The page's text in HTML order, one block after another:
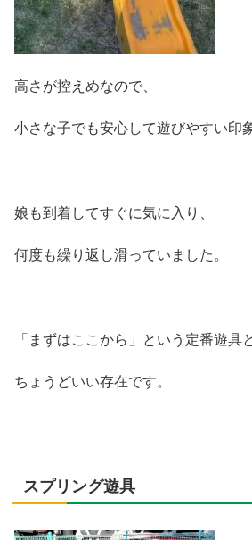
高さが控えめなので、
小さな子でも安心して遊びやすい印
娘も到着してすぐに気に入り、
何度も繰り返し滑っていました。
「まずはここから」という定番遊具
ちょうどいい存在です。
スプリング遊具